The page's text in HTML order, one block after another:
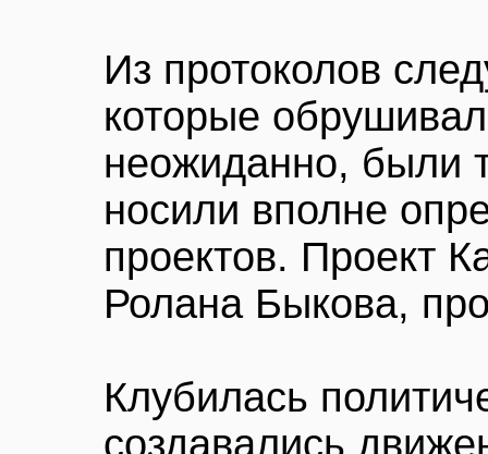
Из протоколов
которые
неожиданно, были
носили вполне
проектов. Проект
Ролана Быкова,
Клубилась
создавались